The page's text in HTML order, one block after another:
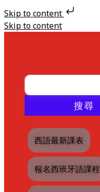
Skip to content
Skip to content
搜尋
西語最新課表
報名西班牙語課程